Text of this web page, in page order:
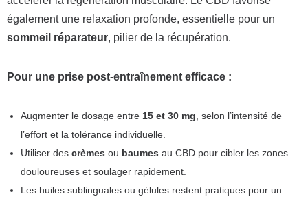
également une relaxation profonde, essentielle pour un
sommeil réparateur, pilier de la récupération.
Pour une prise post-entraînement efficace :
Augmenter le dosage entre 15 et 30 mg , selon l’intensité de
l’effort et la tolérance individuelle.
Utiliser des crèmes ou baumes au CBD pour cibler les zones
douloureuses et soulager rapidement.
Les huiles sublinguales ou gélules restent pratiques pour un